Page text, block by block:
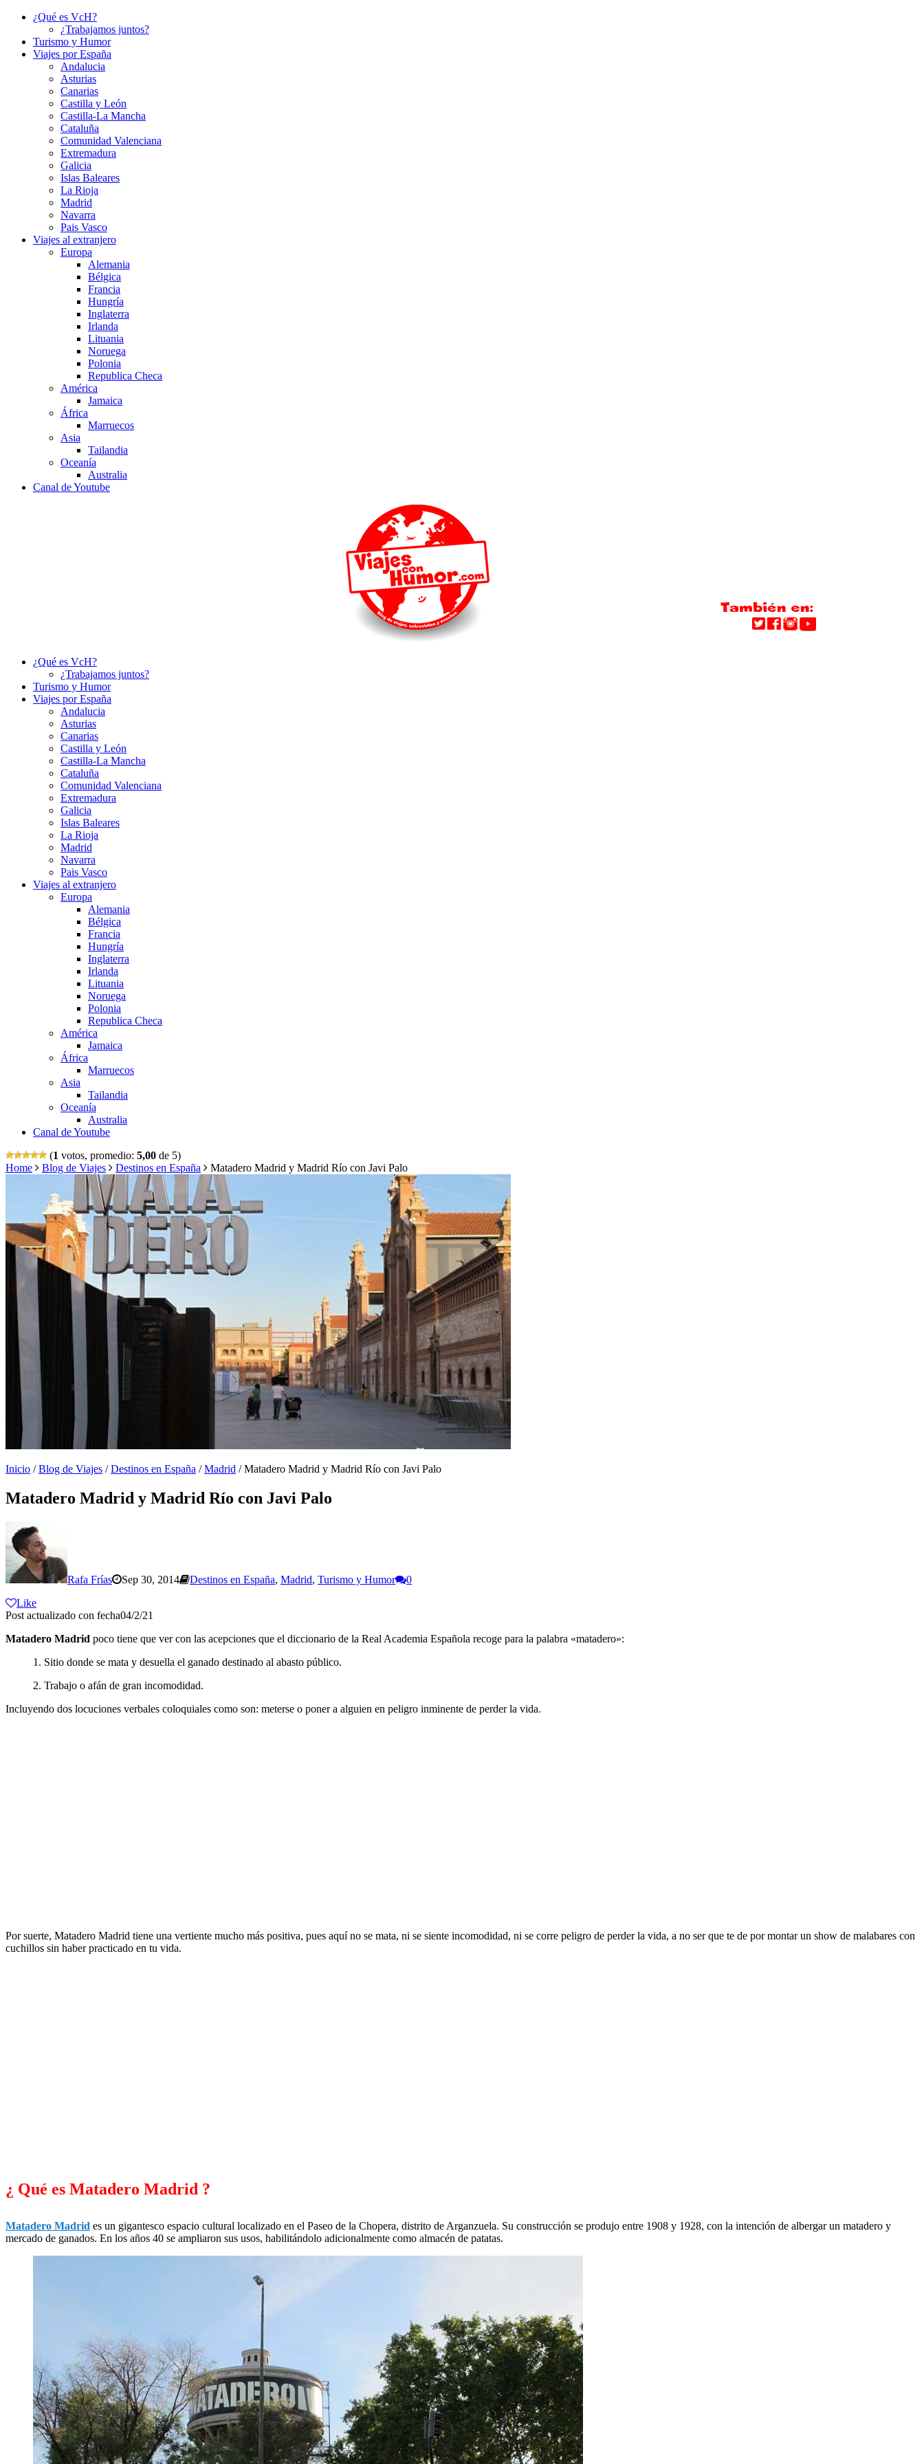
¿Qué es VcH?
¿Trabajamos juntos?
Turismo y Humor
Viajes por España
Andalucia
Asturias
Canarias
Castilla y León
Castilla-La Mancha
Cataluña
Comunidad Valenciana
Extremadura
Galicia
Islas Baleares
La Rioja
Madrid
Navarra
Pais Vasco
Viajes al extranjero
Europa
Alemania
Bélgica
Francia
Hungría
Inglaterra
Irlanda
Lituania
Noruega
Polonia
Republica Checa
América
Jamaica
África
Marruecos
Asia
Tailandia
Oceanía
Australia
Canal de Youtube
¿Qué es VcH?
¿Trabajamos juntos?
Turismo y Humor
Viajes por España
Andalucia
Asturias
Canarias
Castilla y León
Castilla-La Mancha
Cataluña
Comunidad Valenciana
Extremadura
Galicia
Islas Baleares
La Rioja
Madrid
Navarra
Pais Vasco
Viajes al extranjero
Europa
Alemania
Bélgica
Francia
Hungría
Inglaterra
Irlanda
Lituania
Noruega
Polonia
Republica Checa
América
Jamaica
África
Marruecos
Asia
Tailandia
Oceanía
Australia
Canal de Youtube
(1 votos, promedio: 5,00 de 5)
Home
Blog de Viajes Destinos en España Matadero Madrid y Madrid Río con Javi Palo
Inicio /Blog de Viajes /Destinos en España /Madrid /Matadero Madrid y Madrid Río con Javi Palo
Matadero Madrid y Madrid Río con Javi Palo
Rafa Frías Sep 30, 2014 Destinos en España, Madrid, Turismo y Humor
0
Like
Post actualizado con fecha04/2/21
Matadero Madrid poco tiene que ver con las acepciones que el diccionario de la Real Academia Española recoge para la palabra «matadero»:
1. Sitio donde se mata y desuella el ganado destinado al abasto público.
2. Trabajo o afán de gran incomodidad.
Incluyendo dos locuciones verbales coloquiales como son: meterse o poner a alguien en peligro inminente de perder la vida.
Por suerte, Matadero Madrid tiene una vertiente mucho más positiva, pues aquí no se mata, ni se siente incomodidad, ni se corre peligro de perder la vida, a no ser que te de por montar un show de malabares con
cuchillos sin haber practicado en tu vida.
¿ Qué es Matadero Madrid ?
Matadero Madrid es un gigantesco espacio cultural localizado en el Paseo de la Chopera, distrito de Arganzuela. Su construcción se produjo entre 1908 y 1928, con la intención de albergar un matadero y
mercado de ganados. En los años 40 se ampliaron sus usos, habilitándolo adicionalmente como almacén de patatas.